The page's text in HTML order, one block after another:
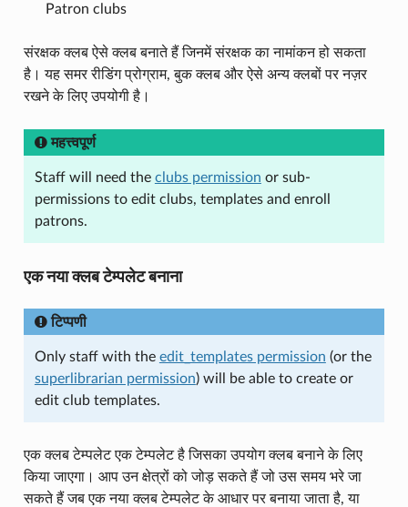
Patron clubs
संरक्षक क्लब ऐसे क्लब बनाते हैं जिनमें संरक्षक का नामांकन हो सकता
है। यह समर रीडिंग प्रोग्राम, बुक क्लब और ऐसे अन्य क्लबों पर नज़र
रखने के लिए उपयोगी है।
महत्त्वपूर्ण
Staff will need the clubs permission or sub-
permissions to edit clubs, templates and enroll
patrons.
एक नया क्लब टेम्पलेट बनाना
टिप्पणी
Only staff with the edit_templates permission (or the
superlibrarian permission) will be able to create or
edit club templates.
एक क्लब टेम्पलेट एक टेम्पलेट है जिसका उपयोग क्लब बनाने के लिए
किया जाएगा। आप उन क्षेत्रों को जोड़ सकते हैं जो उस समय भरे जा
सकते हैं जब एक नया क्लब टेम्पलेट के आधार पर बनाया जाता है, या